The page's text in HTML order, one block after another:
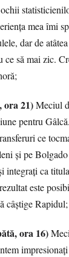
mea îmi
dar de
ce să mai zic.
ora 21)Meciul
pentru
ce
și pe
integrați ca
este
câștige Rapidul;
ora 16)